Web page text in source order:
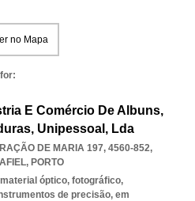
no Mapa
E Comércio De Albuns,
Unipessoal, Lda
DE MARIA 197, 4560-852,
, PORTO
óptico, fotográfico,
de precisão, em